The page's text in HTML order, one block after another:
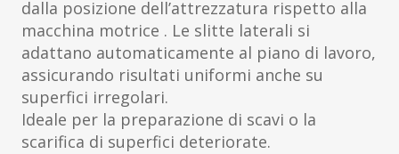
dalla posizione dell’attrezzatura rispetto alla
macchina motrice . Le slitte laterali si
adattano automaticamente al piano di lavoro,
assicurando risultati uniformi anche su
superfici irregolari.
Ideale per la preparazione di scavi o la
scarifica di superfici deteriorate.